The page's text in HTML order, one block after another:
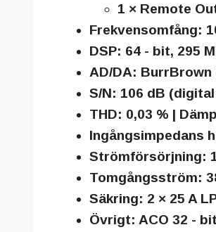
1 × Remote
Frekvensomfång:
DSP: 64 - bit, 295
AD/DA: BurrBrown
S/N: 106 dB
THD: 0,03 % |
Ingångsimpedans
Strömförsörjning:
Tomgångsström:
Säkring: 2 × 25 A
Övrigt: ACO 32 -